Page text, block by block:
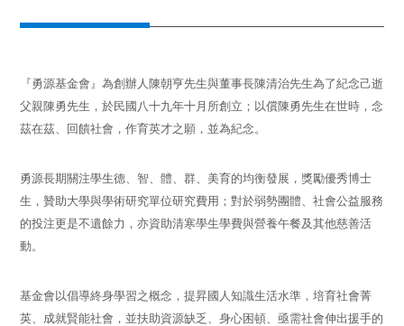
『勇源基金會』為創辦人陳朝亨先生與董事長陳清治先生為了紀念己逝
父親陳勇先生，於民國八十九年十月所創立；以償陳勇先生在世時，念
茲在茲、回饋社會，作育英才之願，並為紀念。
勇源長期關注學生德、智、體、群、美育的均衡發展，獎勵優秀博士
生，贊助大學與學術研究單位研究費用；對於弱勢團體、社會公益服務
的投注更是不遺餘力，亦資助清寒學生學費與營養午餐及其他慈善活
動。
基金會以倡導終身學習之概念，提昇國人知識生活水準，培育社會菁
英、成就賢能社會，並扶助資源缺乏、身心困頓、亟需社會伸出援手的